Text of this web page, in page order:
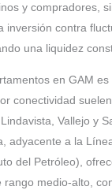
y compradores,
inversión contra
una liquidez
en GAM
conectividad
Vallejo y
adyacente a la
del Petróleo),
rango medio-alto,